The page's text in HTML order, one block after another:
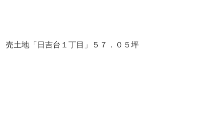
売土地「日吉台１丁目」５７．０５坪